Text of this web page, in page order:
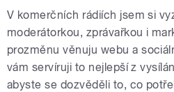
V komerčních rádiích jsem si
moderátorkou, zprávařkou i
prozměnu věnuju webu a
vám servíruji to nejlepší z
abyste se dozvěděli to, co